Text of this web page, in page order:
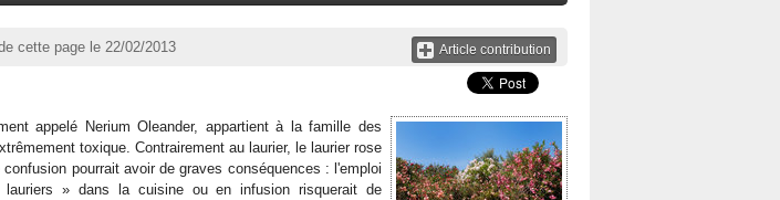
Article contribution
cette page le 22/02/2013
appelé Nerium Oleander, appartient à la famille des
toxique. Contrairement au laurier, le laurier rose
pourrait avoir de graves conséquences : l'emploi
» dans la cuisine ou en infusion risquerait de